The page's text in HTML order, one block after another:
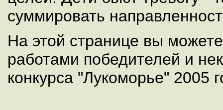
суммировать
На этой странице вы
работами победителей и
конкурса "Лукоморье" 2005